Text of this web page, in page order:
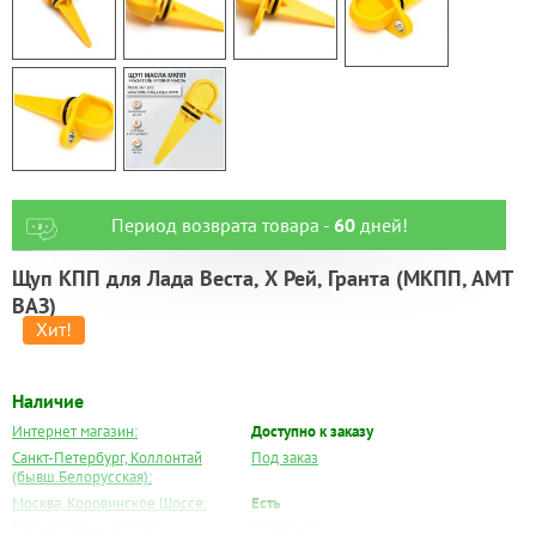
Период возврата товара - 60дней!
Щуп КПП для Лада Веста, Х Рей, Гранта (МКПП, АМТ
ВАЗ)
Наличие
Интернет магазин:
Доступно к заказу
Санкт-Петербург, Коллонтай
(бывш.Белорусская):
Под заказ
Москва, Коровинское Шоссе:
Есть